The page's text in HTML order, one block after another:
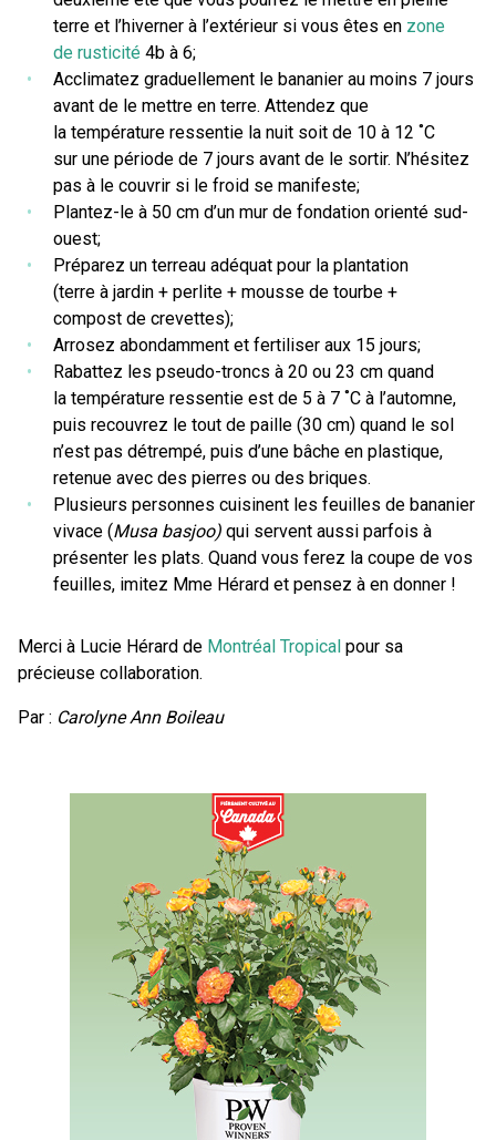
terre et l’hiverner à l’extérieur si vous êtes en zone
de rusticité 4b à 6;
Acclimatez graduellement le bananier au moins 7 jours
avant de le mettre en terre. Attendez que
la température ressentie la nuit soit de 10 à 12 ˚C
sur une période de 7 jours avant de le sortir. N’hésitez
pas à le couvrir si le froid se manifeste;
Plantez-le à 50 cm d’un mur de fondation orienté sud-
ouest;
Préparez un terreau adéquat pour la plantation
(terre à jardin + perlite + mousse de tourbe +
compost de crevettes);
Arrosez abondamment et fertiliser aux 15 jours;
Rabattez les pseudo-troncs à 20 ou 23 cm quand
la température ressentie est de 5 à 7 ˚C à l’automne,
puis recouvrez le tout de paille (30 cm) quand le sol
n’est pas détrempé, puis d’une bâche en plastique,
retenue avec des pierres ou des briques.
Plusieurs personnes cuisinent les feuilles de bananier
vivace (Musa basjoo) qui servent aussi parfois à
présenter les plats. Quand vous ferez la coupe de vos
feuilles, imitez Mme Hérard et pensez à en donner !
Merci à Lucie Hérard de Montréal Tropical pour sa
précieuse collaboration.
Par : Carolyne Ann Boileau